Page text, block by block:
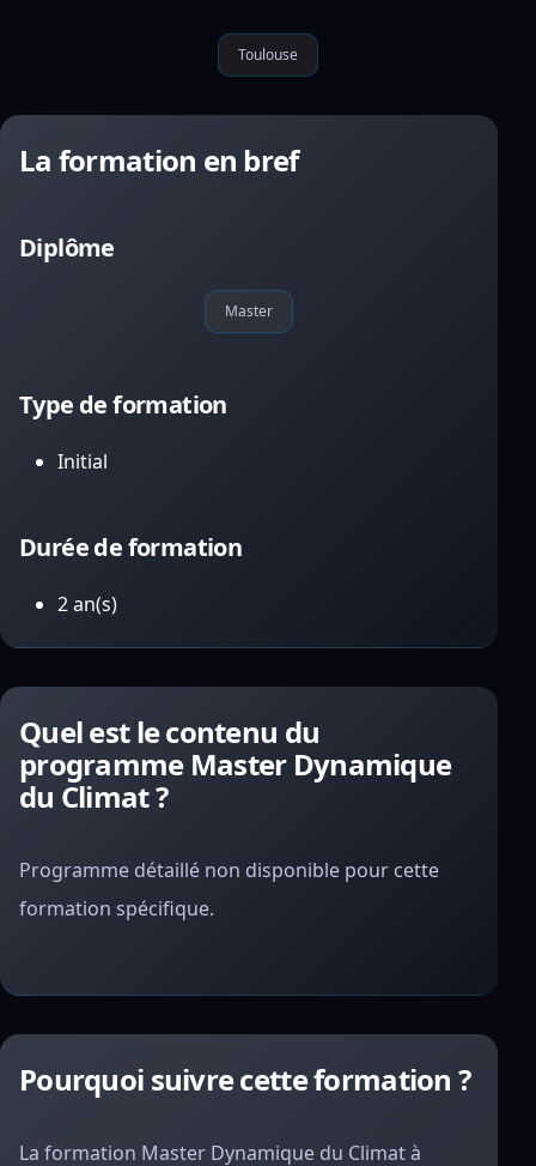
Toulouse
La formation en bref
Diplôme
Master
Type de formation
Initial
Durée de formation
2 an(s)
Quel est le contenu du
programme Master Dynamique
du Climat ?
Programme détaillé non disponible pour cette
formation spécifique.
Pourquoi suivre cette formation ?
La formation Master Dynamique du Climat à